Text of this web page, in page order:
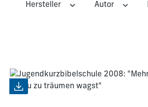
Hersteller Autor